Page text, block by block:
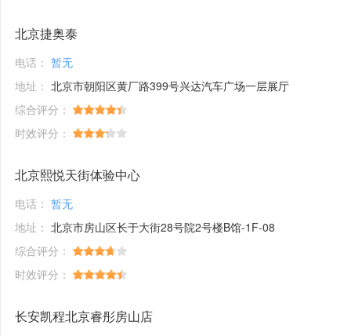
北京捷奥泰
电话： 暂无
地址： 北京市朝阳区黄厂路399号兴达汽车广场一层展厅
综合评分：
时效评分：
北京熙悦天街体验中心
电话： 暂无
地址： 北京市房山区长于大街28号院2号楼B馆-1F-08
综合评分：
时效评分：
长安凯程北京睿彤房山店